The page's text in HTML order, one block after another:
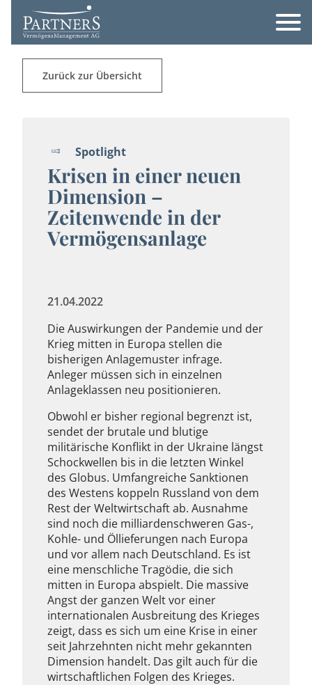
Zurück zur Übersicht
Spotlight
Krisen in einer neuen
Dimension –
Zeitenwende in der
Vermögensanlage
21.04.2022
Die Auswirkungen der Pandemie und der
Krieg mitten in Europa stellen die
bisherigen Anlagemuster infrage.
Anleger müssen sich in einzelnen
Anlageklassen neu positionieren.
Obwohl er bisher regional begrenzt ist,
sendet der brutale und blutige
militärische Konflikt in der Ukraine längst
Schockwellen bis in die letzten Winkel
des Globus. Umfangreiche Sanktionen
des Westens koppeln Russland von dem
Rest der Weltwirtschaft ab. Ausnahme
sind noch die milliardenschweren Gas-,
Kohle- und Öllieferungen nach Europa
und vor allem nach Deutschland. Es ist
eine menschliche Tragödie, die sich
mitten in Europa abspielt. Die massive
Angst der ganzen Welt vor einer
internationalen Ausbreitung des Krieges
zeigt, dass es sich um eine Krise in einer
seit Jahrzehnten nicht mehr gekannten
Dimension handelt. Das gilt auch für die
wirtschaftlichen Folgen des Krieges.